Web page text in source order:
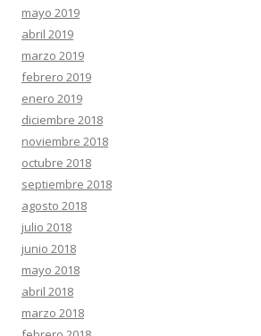
mayo 2019
abril 2019
marzo 2019
febrero 2019
enero 2019
diciembre 2018
noviembre 2018
octubre 2018
septiembre 2018
agosto 2018
julio 2018
junio 2018
mayo 2018
abril 2018
marzo 2018